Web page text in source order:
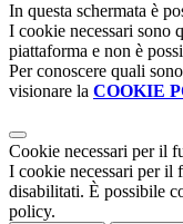
In questa schermata è
I cookie necessari sono
piattaforma e non è
Per conoscere quali
visionare la COOKIE
Cookie necessari per il
I cookie necessari per il
disabilitati. È possibile
policy.